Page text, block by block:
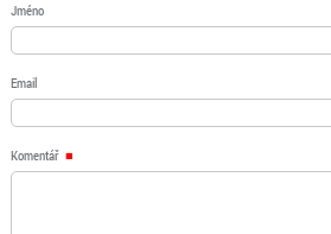
Jméno
Email
Komentář